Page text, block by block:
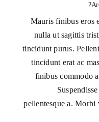
Mauris finibus eros
nulla ut sagittis
tincidunt purus.
tincidunt erat ac
finibus commodo
pellentesque a. Morbi